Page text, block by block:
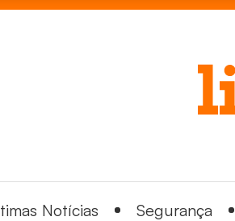
Notícias Segurança